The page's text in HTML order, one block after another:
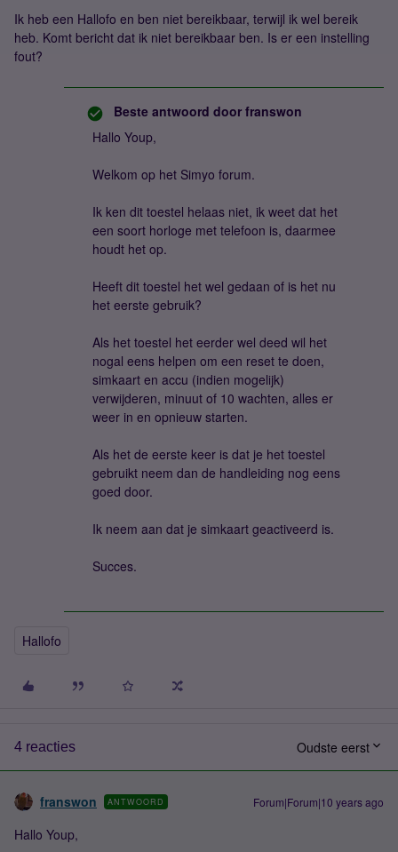
Ik heb een Hallofo en ben niet bereikbaar, terwijl ik wel bereik
heb. Komt bericht dat ik niet bereikbaar ben. Is er een instelling
fout?
Beste antwoord door franswon
Hallo Youp,
Welkom op het Simyo forum.
Ik ken dit toestel helaas niet, ik weet dat het
een soort horloge met telefoon is, daarmee
houdt het op.
Heeft dit toestel het wel gedaan of is het nu
het eerste gebruik?
Als het toestel het eerder wel deed wil het
nogal eens helpen om een reset te doen,
simkaart en accu (indien mogelijk)
verwijderen, minuut of 10 wachten, alles er
weer in en opnieuw starten.
Als het de eerste keer is dat je het toestel
gebruikt neem dan de handleiding nog eens
goed door.
Ik neem aan dat je simkaart geactiveerd is.
Succes.
Hallofo
4 reacties Oudste eerst
franswon ANTWOORD Forum|Forum|10 years ago
Hallo Youp,